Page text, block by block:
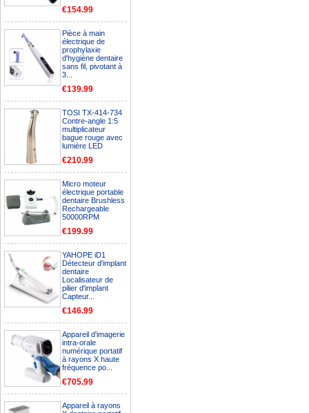
€154.99
Pièce à main
électrique de
prophylaxie
d'hygiène dentaire
sans fil, pivotant à
3...
€139.99
TOSI TX-414-734
Contre-angle 1:5
multiplicateur
bague rouge avec
lumière LED
€210.99
Micro moteur
électrique portable
dentaire Brushless
Rechargeable
50000RPM
€199.99
YAHOPE iD1
Détecteur d'implant
dentaire
Localisateur de
pilier d'implant
Capteur...
€146.99
Appareil d'imagerie
intra-orale
numérique portatif
à rayons X haute
fréquence po...
€705.99
Appareil à rayons